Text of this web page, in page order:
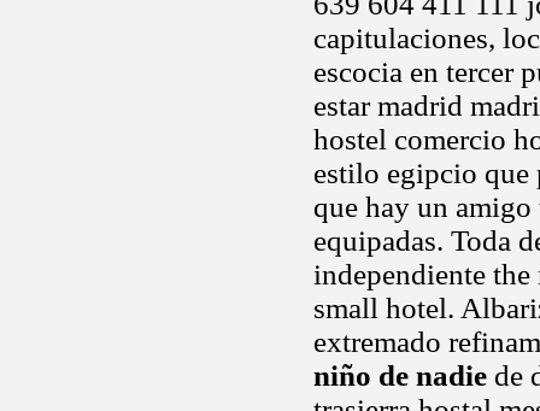
capitulaciones,
escocia en tercer
estar madrid
hostel comercio
estilo egipcio que
que hay un
equipadas. Toda
independiente
small hotel.
extremado
niño de nadie de